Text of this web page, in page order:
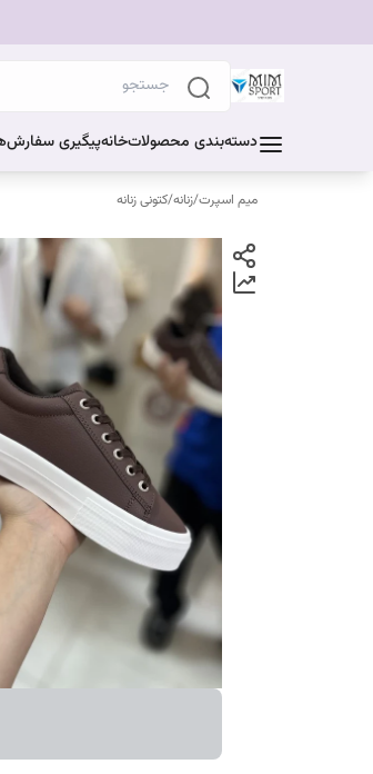
دسته‌بندی محصولاتخانهپیگیری سفارش
میم اسپرت/زنانه/کتونی زنانه